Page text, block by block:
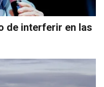
de interferir en las